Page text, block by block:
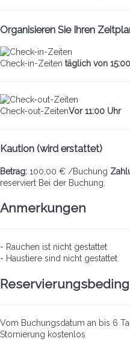
Organisieren Sie Ihren
Check-in-Zeiten täglich von
Check-out-ZeitenVor 11:00 Uhr
Kaution (wird erstattet)
Betrag: 100,00 € /Buchung
reserviert Bei der Buchung.
Anmerkungen
- Rauchen ist nicht gestattet
- Haustiere sind nicht gestattet
Vom Buchungsdatum an bis 6
Stornierung kostenlos